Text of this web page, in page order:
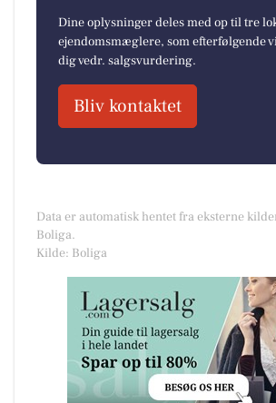
Dine oplysninger deles med op til tre
ejendomsmæglere, som efterfølgende
dig vedr. salgsvurdering.
Bliv kontaktet
Data er automatisk hentet fra eksterne
Boliga.
Kilde: Boliga